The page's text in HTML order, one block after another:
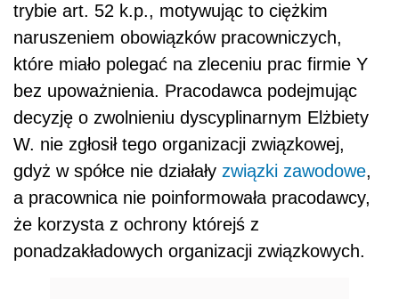
trybie art. 52 k.p., motywując to ciężkim
naruszeniem obowiązków pracowniczych,
które miało polegać na zleceniu prac firmie Y
bez upoważnienia. Pracodawca podejmując
decyzję o zwolnieniu dyscyplinarnym Elżbiety
W. nie zgłosił tego organizacji związkowej,
gdyż w spółce nie działały związki zawodowe,
a pracownica nie poinformowała pracodawcy,
że korzysta z ochrony którejś z
ponadzakładowych organizacji związkowych.